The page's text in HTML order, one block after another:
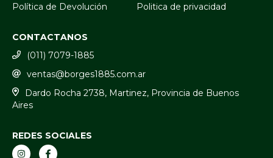
Política de Devolución Politica de privacidad
CONTACTANOS
(011) 7079-1885
ventas@borges1885.com.ar
Dardo Rocha 2738, Martinez, Provincia de Buenos
Aires
REDES SOCIALES